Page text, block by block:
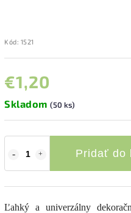
Kód: 1521
€1,20
Skladom (50 ks)
Pridať do
Ľahký a univerzálny